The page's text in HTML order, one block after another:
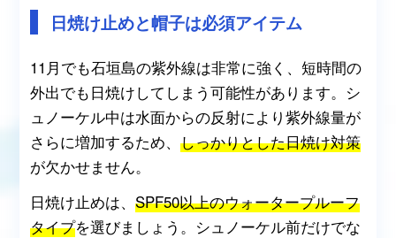
日焼け止めと帽子は必須アイテム
11月でも石垣島の紫外線は非常に強く、短時間の
外出でも日焼けしてしまう可能性があります。シ
ュノーケル中は水面からの反射により紫外線量が
さらに増加するため、しっかりとした日焼け対策
が欠かせません。
日焼け止めは、SPF50以上のウォータープルーフ
タイプを選びましょう。シュノーケル前だけでな